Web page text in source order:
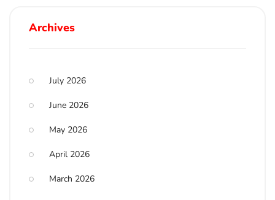
Archives
July 2026
June 2026
May 2026
April 2026
March 2026